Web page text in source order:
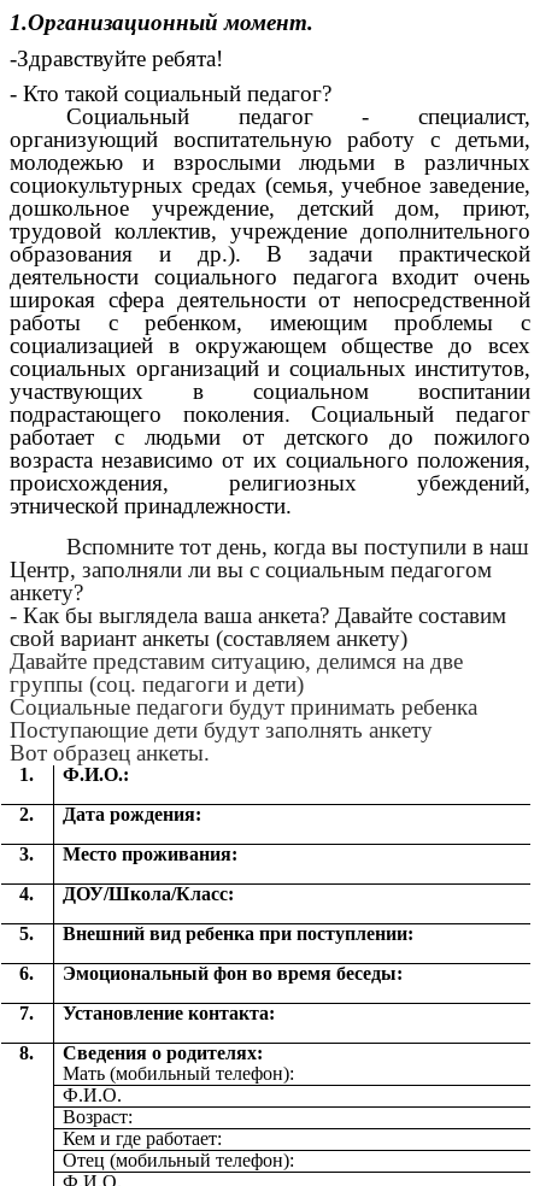
1.Организационный момент.
-Здравствуйте ребята!
- Кто такой социальный педагог?
Социальный педагог - специалист,
организующий воспитательную работу с детьми,
молодежью и взрослыми людьми в различных
социокультурных средах (семья, учебное заведение,
дошкольное учреждение, детский дом, приют,
трудовой коллектив, учреждение дополнительного
образования и др.). В задачи практической
деятельности социального педагога входит очень
широкая сфера деятельности от непосредственной
работы с ребенком, имеющим проблемы с
социализацией в окружающем обществе до всех
социальных организаций и социальных институтов,
участвующих в социальном воспитании
подрастающего поколения. Социальный педагог
работает с людьми от детского до пожилого
возраста независимо от их социального положения,
происхождения, религиозных убеждений,
этнической принадлежности.
Вспомните тот день, когда вы поступили в наш
Центр, заполняли ли вы с социальным педагогом
анкету?
- Как бы выглядела ваша анкета? Давайте составим
свой вариант анкеты (составляем анкету)
Давайте представим ситуацию, делимся на две
группы (соц. педагоги и дети)
Социальные педагоги будут принимать ребенка
Поступающие дети будут заполнять анкету
Вот образец анкеты.
1.
Ф.И.О.:
2.
Дата рождения:
3.
Место проживания:
4.
ДОУ/Школа/Класс:
5.
Внешний вид ребенка при поступлении:
6.
Эмоциональный фон во время беседы:
7.
Установление контакта:
8.
Сведения о родителях:
Мать (мобильный телефон):
Ф.И.О.
Возраст:
Кем и где работает:
Отец (мобильный телефон):
Ф.И.О.